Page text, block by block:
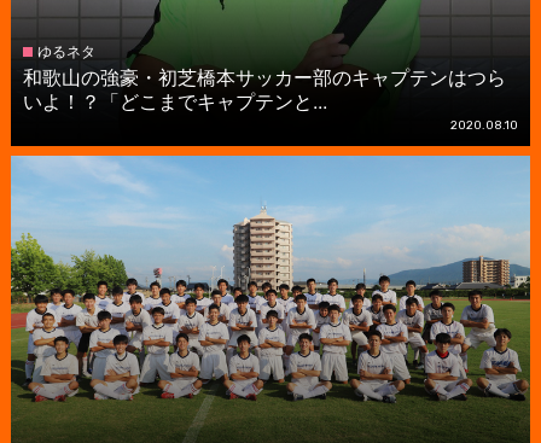
ゆるネタ
和歌山の強豪・初芝橋本サッカー部のキャプテンはつら
いよ！？「どこまでキャプテンと...
2020.08.10